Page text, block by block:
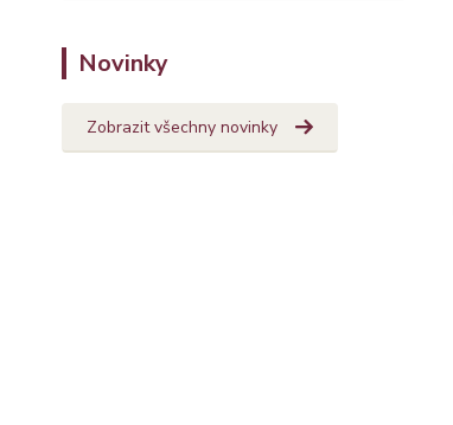
Novinky
Zobrazit všechny novinky